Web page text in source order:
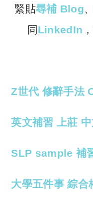
緊貼尋補 Blog、
同LinkedIn
Z世代 修辭手法
英文補習 上莊
SLP sample 補
大學五件事綜合